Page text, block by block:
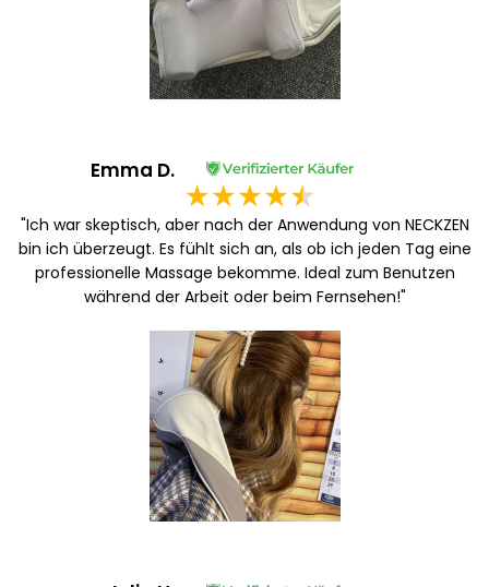
Emma D.
"Ich war skeptisch, aber nach der Anwendung von NECKZEN
bin ich überzeugt. Es fühlt sich an, als ob ich jeden Tag eine
professionelle Massage bekomme. Ideal zum Benutzen
während der Arbeit oder beim Fernsehen!"